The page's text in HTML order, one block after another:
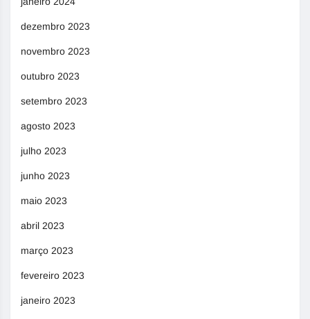
dezembro 2023
novembro 2023
outubro 2023
setembro 2023
agosto 2023
julho 2023
junho 2023
maio 2023
abril 2023
março 2023
fevereiro 2023
janeiro 2023